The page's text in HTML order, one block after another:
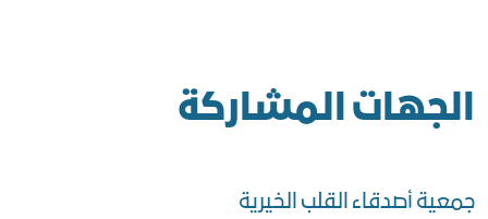
الجهات المشاركة
جمعية أصدقاء القلب الخيرية